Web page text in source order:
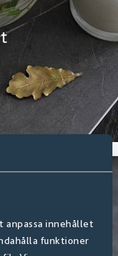
innehållet
funktioner